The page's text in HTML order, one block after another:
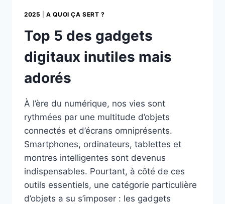
2025 |A QUOI ÇA SERT ?
Top 5 des gadgets
digitaux inutiles mais
adorés
À l’ère du numérique, nos vies sont
rythmées par une multitude d’objets
connectés et d’écrans omniprésents.
Smartphones, ordinateurs, tablettes et
montres intelligentes sont devenus
indispensables. Pourtant, à côté de ces
outils essentiels, une catégorie particulière
d’objets a su s’imposer : les gadgets